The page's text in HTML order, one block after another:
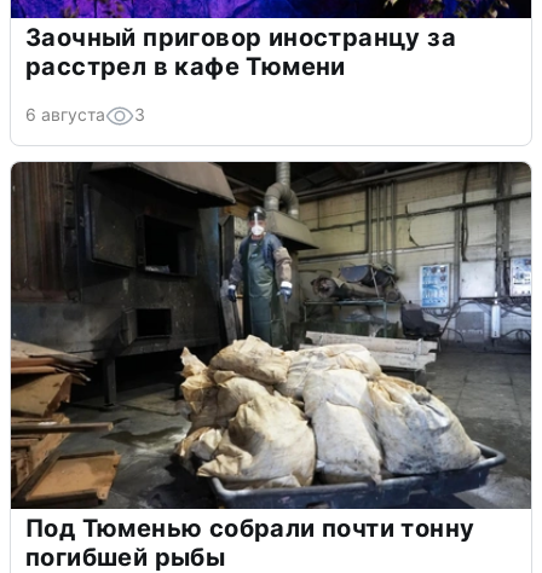
Заочный приговор иностранцу за
расстрел в кафе Тюмени
6 августа 3
Под Тюменью собрали почти тонну
погибшей рыбы